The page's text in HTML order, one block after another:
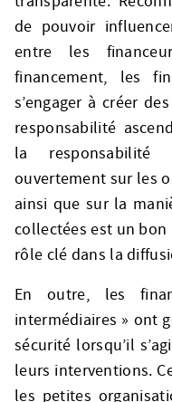
de pouvoir
entre les
financement, les
s’engager à créer
responsabilité
la responsabilité
ouvertement sur les
ainsi que sur la
collectées est un
rôle clé dans la
En outre, les
intermédiaires » ont
sécurité lorsqu’il
leurs interventions.
les petites